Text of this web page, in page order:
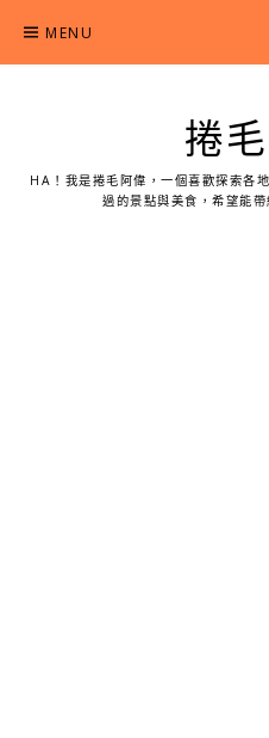
content
MENU
捲
HA！我是捲毛阿偉，一個喜歡探索各
過的景點與美食，希望能